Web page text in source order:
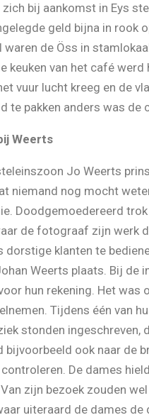
bij aankomst in Eys
geld bijna in rook
waren de Öss in
keuken van het café
vuur lucht kreeg en de
te pakken anders was de
Weerts
Jo Weerts
niemand nog mocht
Doodgemoedereerd
de fotograaf zijn werk
dorstige klanten te
Weerts plaats. Bij de
hun rekening. Het
Tijdens één van
stonden
ook naar de
De dames
zijn bezoek zouden
uiteraard de dames